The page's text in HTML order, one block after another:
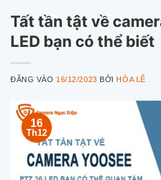
Tất tần tật về
LED bạn có thể biết
ĐĂNG VÀO 16/12/2023 BỞIHÒA LÊ
16
Th12